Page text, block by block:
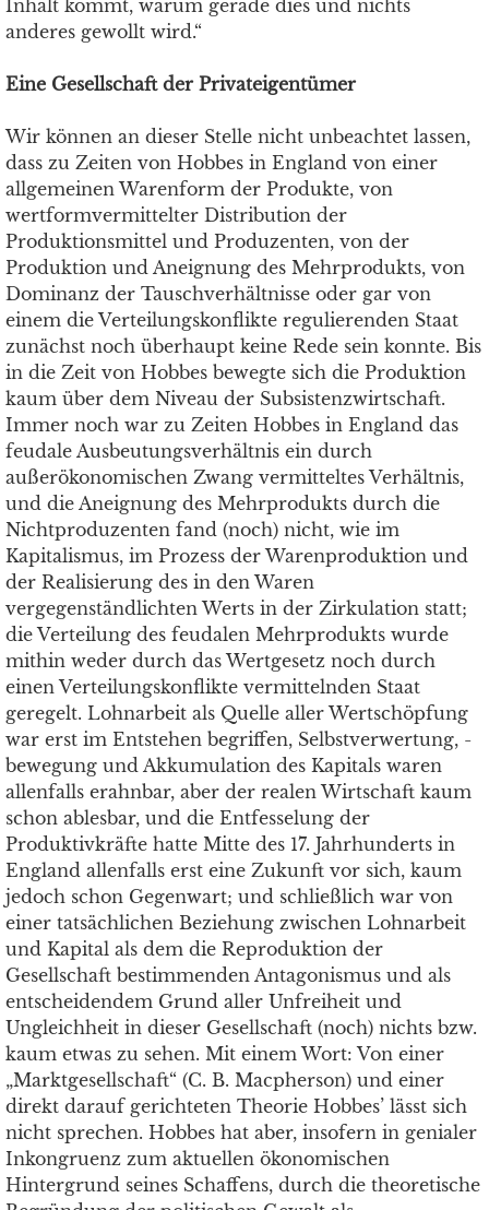
Inhalt kommt, warum gerade dies und nichts
anderes gewollt wird.“
Eine Gesellschaft der Privateigentümer
Wir können an dieser Stelle nicht unbeachtet lassen,
dass zu Zeiten von Hobbes in England von einer
allgemeinen Warenform der Produkte, von
wertformvermittelter Distribution der
Produktionsmittel und Produzenten, von der
Produktion und Aneignung des Mehrprodukts, von
Dominanz der Tauschverhältnisse oder gar von
einem die Verteilungskonflikte regulierenden Staat
zunächst noch überhaupt keine Rede sein konnte. Bis
in die Zeit von Hobbes bewegte sich die Produktion
kaum über dem Niveau der Subsistenzwirtschaft.
Immer noch war zu Zeiten Hobbes in England das
feudale Ausbeutungsverhältnis ein durch
außerökonomischen Zwang vermitteltes Verhältnis,
und die Aneignung des Mehrprodukts durch die
Nichtproduzenten fand (noch) nicht, wie im
Kapitalismus, im Prozess der Warenproduktion und
der Realisierung des in den Waren
vergegenständlichten Werts in der Zirkulation statt;
die Verteilung des feudalen Mehrprodukts wurde
mithin weder durch das Wertgesetz noch durch
einen Verteilungskonflikte vermittelnden Staat
geregelt. Lohnarbeit als Quelle aller Wertschöpfung
war erst im Entstehen begriffen, Selbstverwertung, -
bewegung und Akkumulation des Kapitals waren
allenfalls erahnbar, aber der realen Wirtschaft kaum
schon ablesbar, und die Entfesselung der
Produktivkräfte hatte Mitte des 17. Jahrhunderts in
England allenfalls erst eine Zukunft vor sich, kaum
jedoch schon Gegenwart; und schließlich war von
einer tatsächlichen Beziehung zwischen Lohnarbeit
und Kapital als dem die Reproduktion der
Gesellschaft bestimmenden Antagonismus und als
entscheidendem Grund aller Unfreiheit und
Ungleichheit in dieser Gesellschaft (noch) nichts bzw.
kaum etwas zu sehen. Mit einem Wort: Von einer
„Marktgesellschaft“ (C. B. Macpherson) und einer
direkt darauf gerichteten Theorie Hobbes’ lässt sich
nicht sprechen. Hobbes hat aber, insofern in genialer
Inkongruenz zum aktuellen ökonomischen
Hintergrund seines Schaffens, durch die theoretische